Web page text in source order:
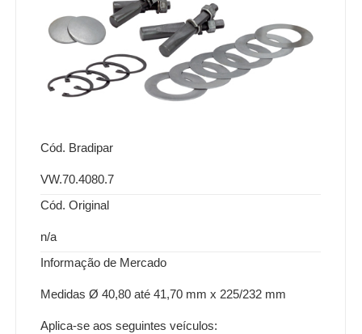
Cód. Bradipar
VW.70.4080.7
Cód. Original
n/a
Informação de Mercado
Medidas Ø 40,80 até 41,70 mm x 225/232 mm
Aplica-se aos seguintes veículos: